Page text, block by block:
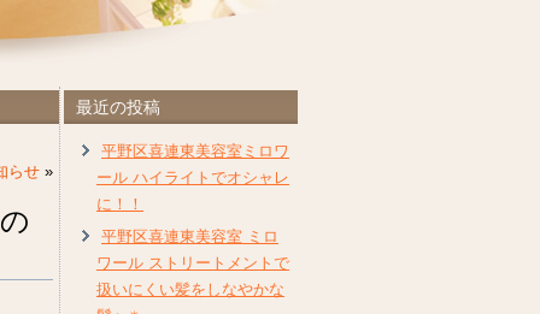
らせ »
最近の投稿
平野区喜連東美容室ミロワ
ール ハイライトでオシャレ
に！！
平野区喜連東美容室 ミロ
ワール ストリートメントで
扱いにくい髪をしなやかな